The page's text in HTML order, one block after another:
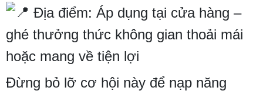
Địa điểm: Áp dụng tại cửa hàng –
ghé thưởng thức không gian thoải mái
hoặc mang về tiện lợi
Đừng bỏ lỡ cơ hội này để nạp năng